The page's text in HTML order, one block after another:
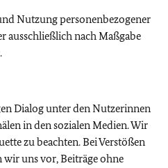
Nutzung personenbezogener
ausschließlich nach Maßgabe
Dialog unter den Nutzerinnen
in den sozialen Medien. Wir
zu beachten. Bei Verstößen
wir uns vor, Beiträge ohne